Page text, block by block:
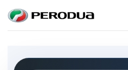
content